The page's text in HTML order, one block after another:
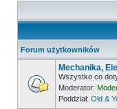
Forum użytkowników
Mechanika,
Wszystko co
Moderator:
Poddział: Old &